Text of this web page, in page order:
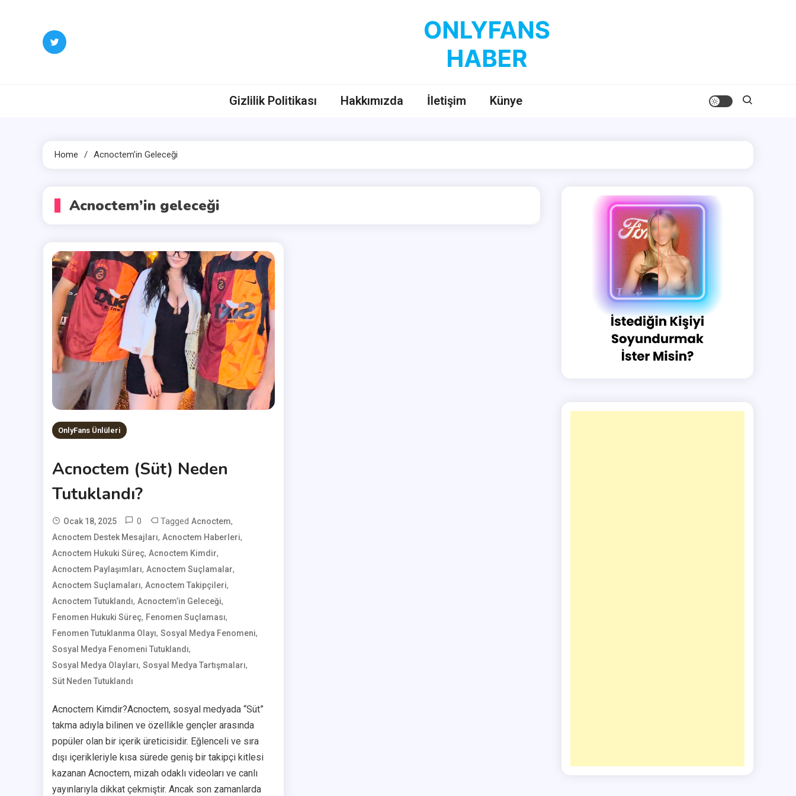
Gizlilik Politikası Hakkımızda İletişim Künye
Home Acnoctem’in Geleceği
Acnoctem’in geleceği
OnlyFans Ünlüleri
Acnoctem (Süt) Neden
Tutuklandı?
Ocak 18, 2025
User
0 Tagged Acnoctem,
Acnoctem Destek Mesajları, Acnoctem Haberleri,
Acnoctem Hukuki Süreç, Acnoctem Kimdir,
Acnoctem Paylaşımları, Acnoctem Suçlamalar,
Acnoctem Suçlamaları, Acnoctem Takipçileri,
Acnoctem Tutuklandı, Acnoctem’in Geleceği,
Fenomen Hukuki Süreç, Fenomen Suçlaması,
Fenomen Tutuklanma Olayı, Sosyal Medya Fenomeni,
Sosyal Medya Fenomeni Tutuklandı,
Sosyal Medya Olayları, Sosyal Medya Tartışmaları,
Süt Neden Tutuklandı
Acnoctem Kimdir?Acnoctem, sosyal medyada “Süt”
takma adıyla bilinen ve özellikle gençler arasında
popüler olan bir içerik üreticisidir. Eğlenceli ve sıra
dışı içerikleriyle kısa sürede geniş bir takipçi kitlesi
kazanan Acnoctem, mizah odaklı videoları ve canlı
yayınlarıyla dikkat çekmiştir. Ancak son zamanlarda